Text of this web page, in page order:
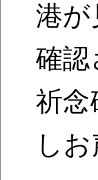
港が
確認
祈念
し